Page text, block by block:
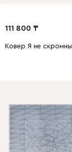
111 800
Ковер Я не